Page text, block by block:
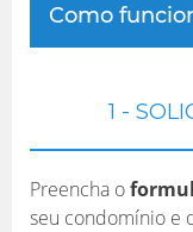
Como
1 -
Preencha o
seu condomínio e